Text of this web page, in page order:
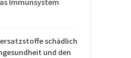
Immunsystem
schädlich
und den